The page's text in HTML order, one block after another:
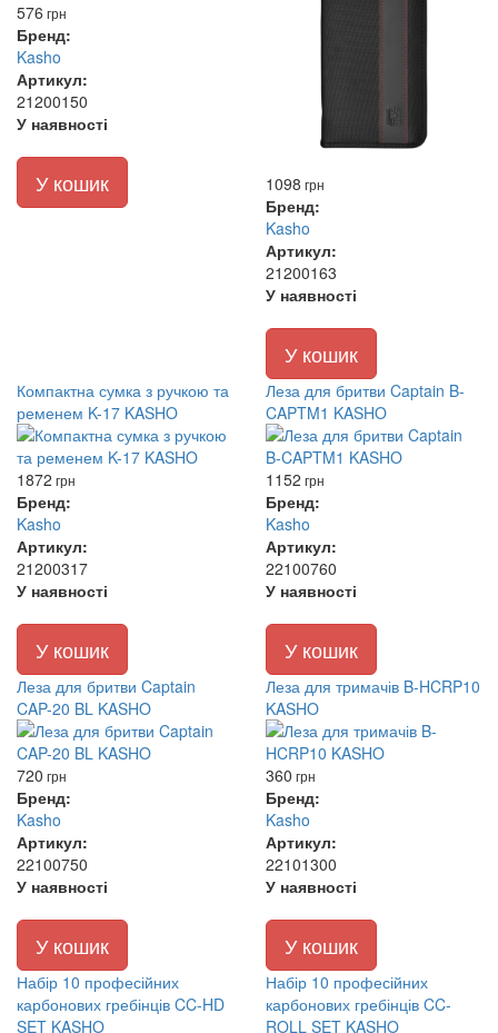
576 грн
Бренд:
Kasho
Артикул:
21200150
У наявності
У кошик 1098 грн
Бренд:
Kasho
Артикул:
21200163
У наявності
У кошик
Компактна сумка з ручкою та
ременем K-17 KASHO
1872 грн
Бренд:
Kasho
Артикул:
21200317
У наявності
У кошик
Леза для бритви Captain B-
CAPTM1 KASHO
1152 грн
Бренд:
Kasho
Артикул:
22100760
У наявності
У кошик
Леза для бритви Captain
CAP-20 BL KASHO
720 грн
Бренд:
Kasho
Артикул:
22100750
У наявності
У кошик
Леза для тримачів B-HCRP10
KASHO
360 грн
Бренд:
Kasho
Артикул:
22101300
У наявності
У кошик
Набір 10 професійних
карбонових гребінців CC-HD
SET KASHO
Набір 10 професійних
карбонових гребінців CC-
ROLL SET KASHO